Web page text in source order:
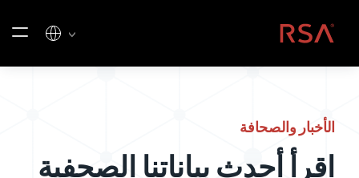
الصفحة الرئيسية
الأخبار والصحافة
اقرأ أحدث بياناتنا الصحفية